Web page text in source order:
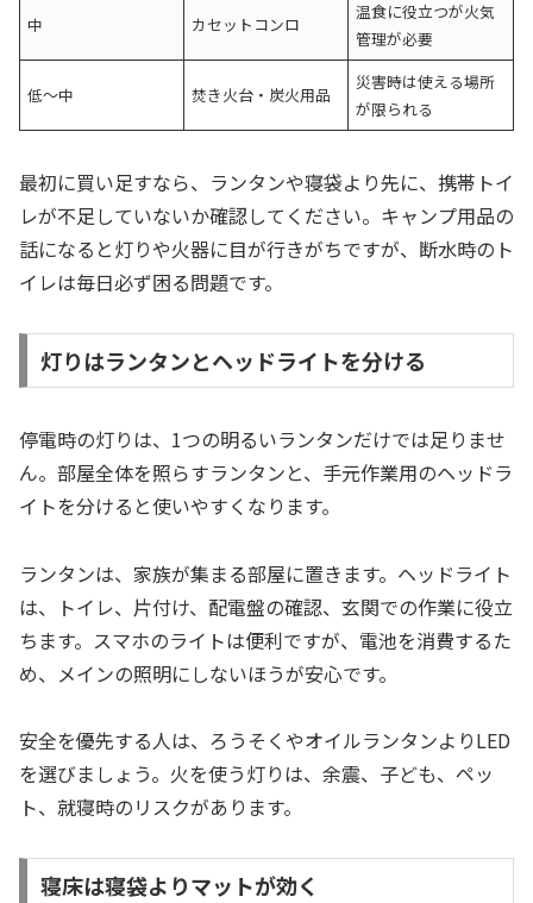
中 カセットコンロ
温食に役立つが火気
管理が必要
低〜中 焚き火台・炭火用品
災害時は使える場所
が限られる
最初に買い足すなら、ランタンや寝袋より先に、携帯トイ
レが不足していないか確認してください。キャンプ用品の
話になると灯りや火器に目が行きがちですが、断水時のト
イレは毎日必ず困る問題です。
灯りはランタンとヘッドライトを分ける
停電時の灯りは、1つの明るいランタンだけでは足りませ
ん。部屋全体を照らすランタンと、手元作業用のヘッドラ
イトを分けると使いやすくなります。
ランタンは、家族が集まる部屋に置きます。ヘッドライト
は、トイレ、片付け、配電盤の確認、玄関での作業に役立
ちます。スマホのライトは便利ですが、電池を消費するた
め、メインの照明にしないほうが安心です。
安全を優先する人は、ろうそくやオイルランタンよりLED
を選びましょう。火を使う灯りは、余震、子ども、ペッ
ト、就寝時のリスクがあります。
寝床は寝袋よりマットが効く